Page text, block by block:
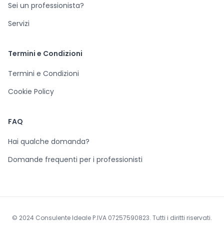
Sei un professionista?
Servizi
Termini e Condizioni
Termini e Condizioni
Cookie Policy
FAQ
Hai qualche domanda?
Domande frequenti per i professionisti
© 2024 Consulente Ideale P.IVA 07257590823. Tutti i diritti riservati.